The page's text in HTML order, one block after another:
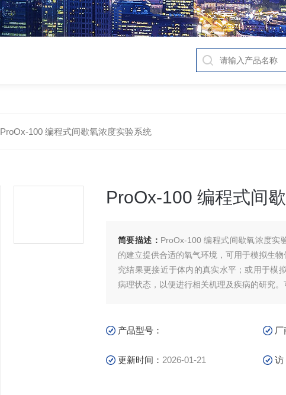
ProOx-100 编程式间歇氧浓度实验系统
ProOx-100 编程式间
简要描述： ProOx-100 编程式间歇氧浓度实
的建立提供合适的氧气环境，可用于模拟生
究结果更接近于体内的真实水平；或用于模
病理状态，以便进行相关机理及疾病的研究。
产品型号： 厂
更新时间： 2026-01-21 访